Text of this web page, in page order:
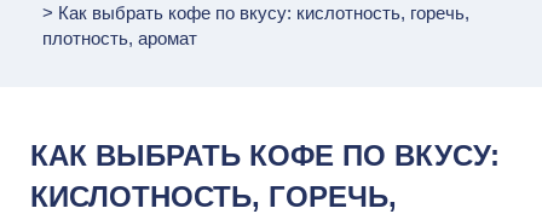
> Как выбрать кофе по вкусу: кислотность, горечь,
плотность, аромат
КАК ВЫБРАТЬ КОФЕ ПО ВКУСУ:
КИСЛОТНОСТЬ, ГОРЕЧЬ,